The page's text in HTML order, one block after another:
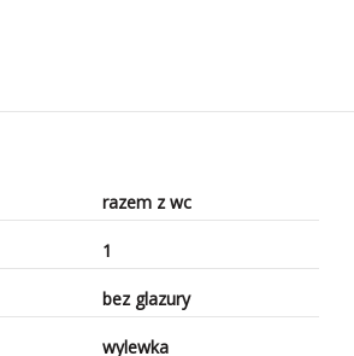
razem z wc
1
bez glazury
wylewka